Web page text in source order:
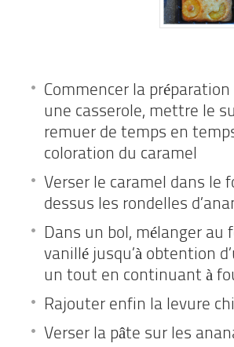
Commencer la
une casserole, mettre le
remuer de temps en
coloration du caramel
Verser le caramel dans le
dessus les rondelles
Dans un bol, mélanger au
vanillé jusqu’à obtention
un tout en continuant à
Rajouter enfin la levure
Verser la pâte sur les